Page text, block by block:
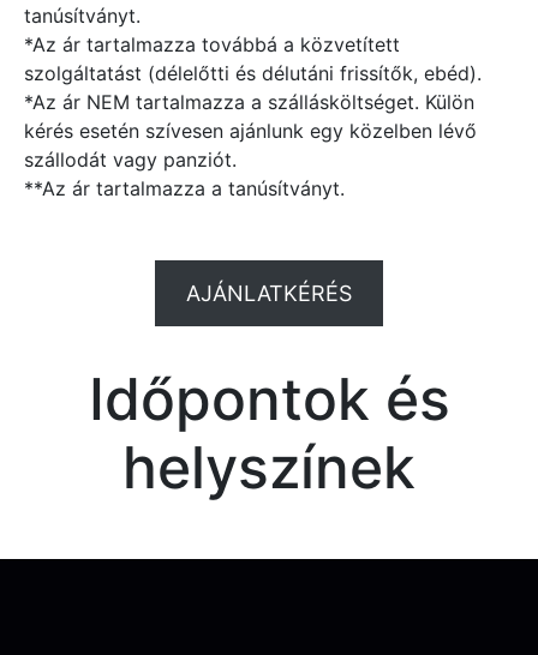
tanúsítványt.
*Az ár tartalmazza továbbá a közvetített
szolgáltatást (délelőtti és délutáni frissítők, ebéd).
*Az ár NEM tartalmazza a szállásköltséget. Külön
kérés esetén szívesen ajánlunk egy közelben lévő
szállodát vagy panziót.
**Az ár tartalmazza a tanúsítványt.
AJÁNLATKÉRÉS
Időpontok és
helyszínek